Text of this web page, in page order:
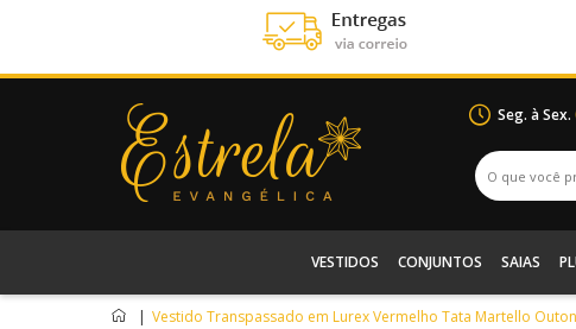
Seg. à Sex.
VESTIDOS CONJUNTOS SAIAS
| Vestido Transpassado em Lurex Vermelho Tata Martello